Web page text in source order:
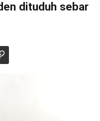
dituduh sebar